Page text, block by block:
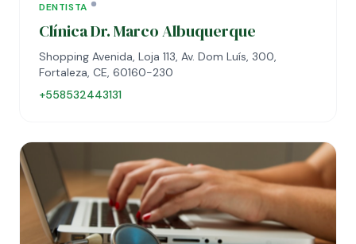
DENTISTA
Clínica Dr. Marco Albuquerque
Shopping Avenida, Loja 113, Av. Dom Luís, 300,
Fortaleza, CE, 60160-230
+558532443131